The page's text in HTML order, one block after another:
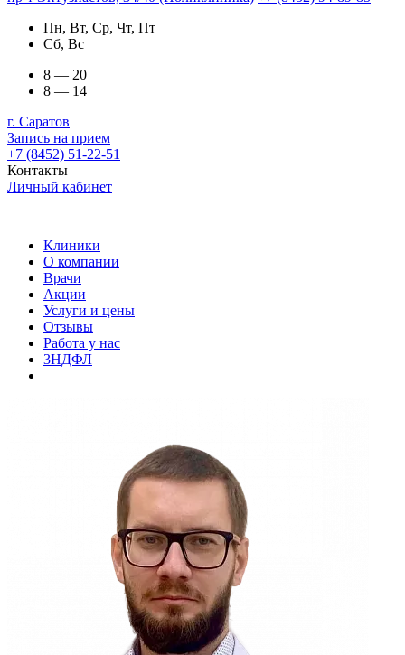
Пн, Вт, Ср, Чт, Пт
Сб, Вс
8 — 20
8 — 14
г. Саратов
Запись на прием
+7 (8452) 51-22-51
Контакты
Личный кабинет
Клиники
О компании
Врачи
Акции
Услуги и цены
Отзывы
Работа у нас
3НДФЛ